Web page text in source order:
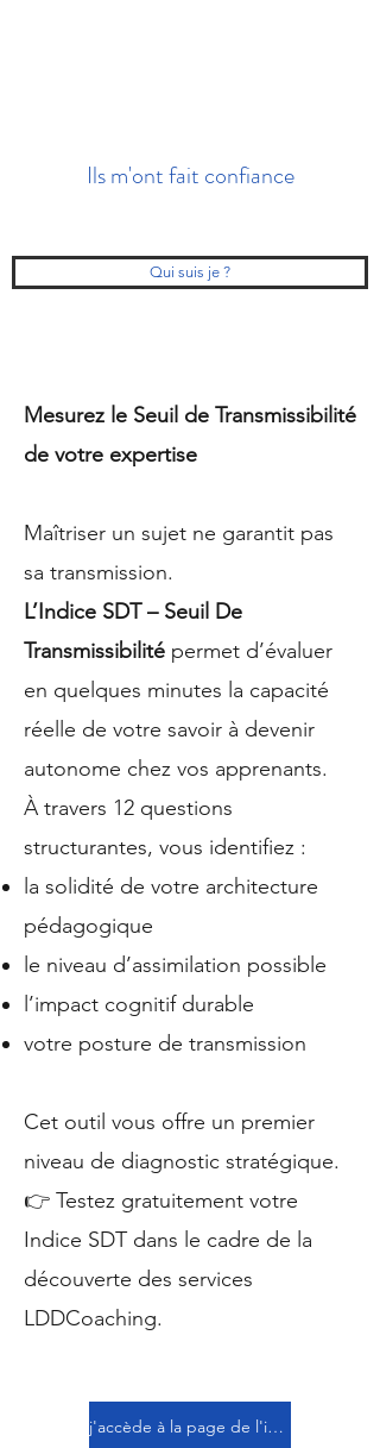
Ils m'ont fait confiance
Qui suis je ?
Mesurez le Seuil de Transmissibilité
de votre expertise
Maîtriser un sujet ne garantit pas
sa transmission.
L’Indice SDT – Seuil De
Transmissibilité permet d’évaluer
en quelques minutes la capacité
réelle de votre savoir à devenir
autonome chez vos apprenants.
À travers 12 questions
structurantes, vous identifiez :
la solidité de votre architecture
pédagogique
le niveau d’assimilation possible
l’impact cognitif durable
votre posture de transmission
Cet outil vous offre un premier
niveau de diagnostic stratégique.
👉 Testez gratuitement votre
Indice SDT dans le cadre de la
découverte des services
LDDCoaching.
j'accède à la page de l'indice SDT et je réalise mon évaluation